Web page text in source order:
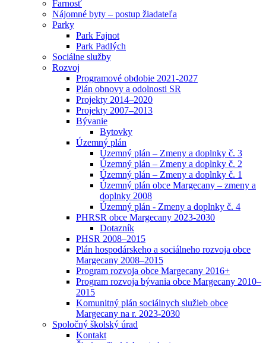
Farnosť
Nájomné byty – postup žiadateľa
Parky
Park Fajnot
Park Padlých
Sociálne služby
Rozvoj
Programové obdobie 2021-2027
Plán obnovy a odolnosti SR
Projekty 2014–2020
Projekty 2007–2013
Bývanie
Bytovky
Územný plán
Územný plán – Zmeny a doplnky č. 3
Územný plán – Zmeny a doplnky č. 2
Územný plán – Zmeny a doplnky č. 1
Územný plán obce Margecany – zmeny a
doplnky 2008
Územný plán - Zmeny a doplnky č. 4
PHRSR obce Margecany 2023-2030
Dotazník
PHSR 2008–2015
Plán hospodárskeho a sociálneho rozvoja obce
Margecany 2008–2015
Program rozvoja obce Margecany 2016+
Program rozvoja bývania obce Margecany 2010–
2015
Komunitný plán sociálnych služieb obce
Margecany na r. 2023-2030
Spoločný školský úrad
Kontakt